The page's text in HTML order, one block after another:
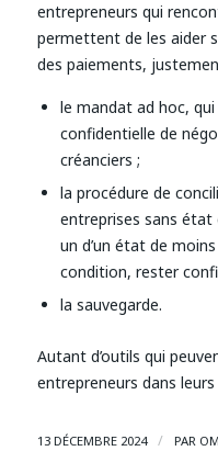
entrepreneurs qui
permettent de les aider
des paiements,
le mandat ad hoc,
confidentielle de
créanciers ;
la procédure de
entreprises sans état
un d’un état de
condition, rester
la sauvegarde.
Autant d’outils qui
entrepreneurs dans
13 DÉCEMBRE 2024 / PAR